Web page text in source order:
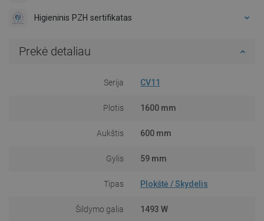
Higieninis PZH sertifikatas
Prekė detaliau
Serija CV11
Plotis 1600 mm
Aukštis 600 mm
Gylis 59 mm
Tipas Plokštė / Skydelis
Šildymo galia 1493 W